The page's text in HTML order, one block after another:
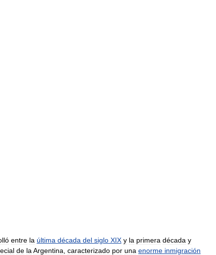
entre la última década del siglo XIX y la primera década y
de la Argentina caracterizado por una enorme inmigración